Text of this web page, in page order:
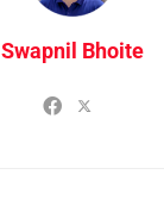
Swapnil Bhoite